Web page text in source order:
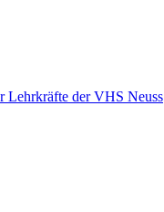
Lehrkräfte der VHS Neuss